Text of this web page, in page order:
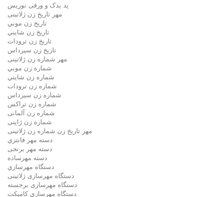
پد یدک و ورقی نوریس
مهر تاريخ زن ژلاتینی
تاريخ زن موبي
تاريخ زن شايني
تاريخ زن ترودات
تاريخ زن سيرداس
مهر شماره زن ژلاتینی
شماره زن موبي
شماره زن شايني
شماره زن ترودات
شماره زن سيرداس
شماره زن تراکس
شماره زن آلمانی
شماره زن ژاپنی
مهر تاریخ زن شماره زن ژلاتینی
دسته مهر فانتزي
دسته مهر برنجی
دسته مهرساده
دستگاه مهرسازي
دستگاه مهرسازی ژلاتینی
دستگاه مهرسازی برجسته
دستگاه مهرسازی کامپکت